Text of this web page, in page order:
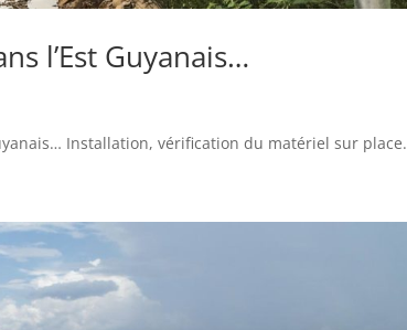
l’Est Guyanais…
Installation, vérification du matériel sur place.